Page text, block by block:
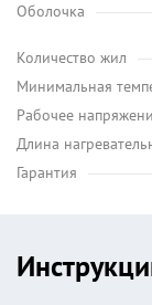
Оболочка
Количество жил
Минимальная
Рабочее
Длина
Гарантия